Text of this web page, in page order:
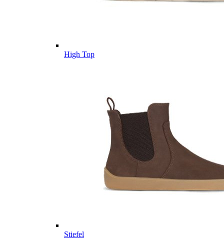
High Top
Stiefel